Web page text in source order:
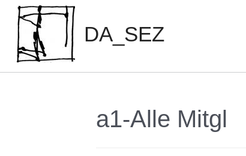
Inhalt
springen
DA_SEZ
a1-Alle Mitgl